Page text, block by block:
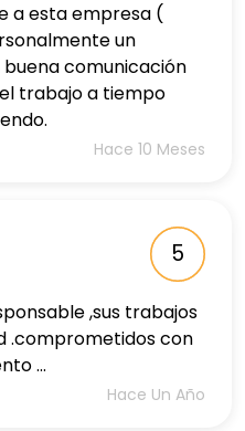
a esta empresa (
un
comunicación
trabajo a tiempo
Hace 10 Meses
5
,sus trabajos
.comprometidos con
...
Hace Un Año